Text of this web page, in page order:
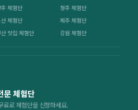
체험단
체험단
산 맛집 체험단
청주 체험단
제주 체험단
강원 체험단
문 체험단
료로 체험단을 신청하세요.